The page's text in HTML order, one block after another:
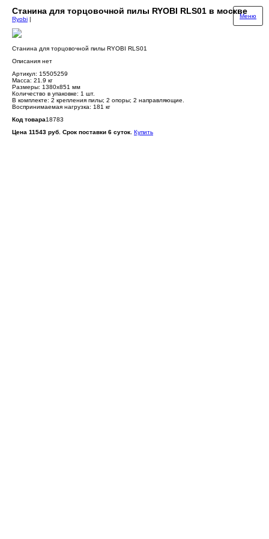
Станина для торцовочной пилы RYOBI RLS01 в москве
Меню
Ryobi |
Станина для торцовочной пилы RYOBI RLS01
Описания нет
Артикул: 15505259
Масса: 21.9 кг
Размеры: 1380х851 мм
Количество в упаковке: 1 шт.
В комплекте: 2 крепления пилы; 2 опоры; 2 направляющие.
Воспринимаемая нагрузка: 181 кг
Код товара18783
Цена 11543 руб. Срок поставки 6 суток. Купить